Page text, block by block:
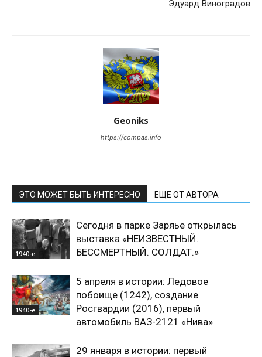
Эдуард Виноградов
Geoniks
https://compas.info
ЭТО МОЖЕТ БЫТЬ ИНТЕРЕСНО ЕЩЕ ОТ АВТОРА
1940-е
Сегодня в парке Заряье открылась
выставка «НЕИЗВЕСТНЫЙ.
БЕССМЕРТНЫЙ. СОЛДАТ.»
1940-е
5 апреля в истории: Ледовое
побоище (1242), создание
Росгвардии (2016), первый
автомобиль ВАЗ-2121 «Нива»
29 января в истории: первый